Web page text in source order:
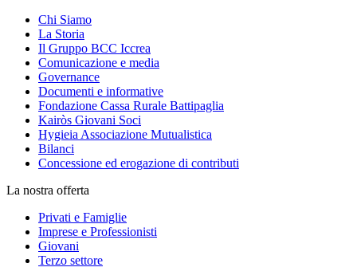
Chi Siamo
La Storia
Il Gruppo BCC Iccrea
Comunicazione e media
Governance
Documenti e informative
Fondazione Cassa Rurale Battipaglia
Kairòs Giovani Soci
Hygieia Associazione Mutualistica
Bilanci
Concessione ed erogazione di contributi
La nostra offerta
Privati e Famiglie
Imprese e Professionisti
Giovani
Terzo settore